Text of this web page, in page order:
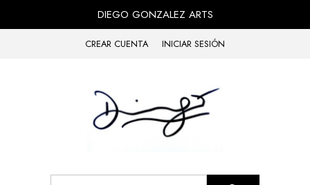
DIEGO GONZALEZ ARTS
CREAR CUENTA INICIAR SESIÓN